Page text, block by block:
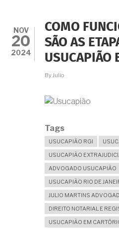
A
NOV
20
2024
COMO
SÃO AS
USUCAPIÃO
ByJulio
Tags
USUCAPIÃO RGI
USUCAPIÃO
ADVOGADO USUCAPIÃO
USUCAPIÃO RIO DE
JULIO MARTINS
DIREITO NOTARIAL E
USUCAPIÃO EM